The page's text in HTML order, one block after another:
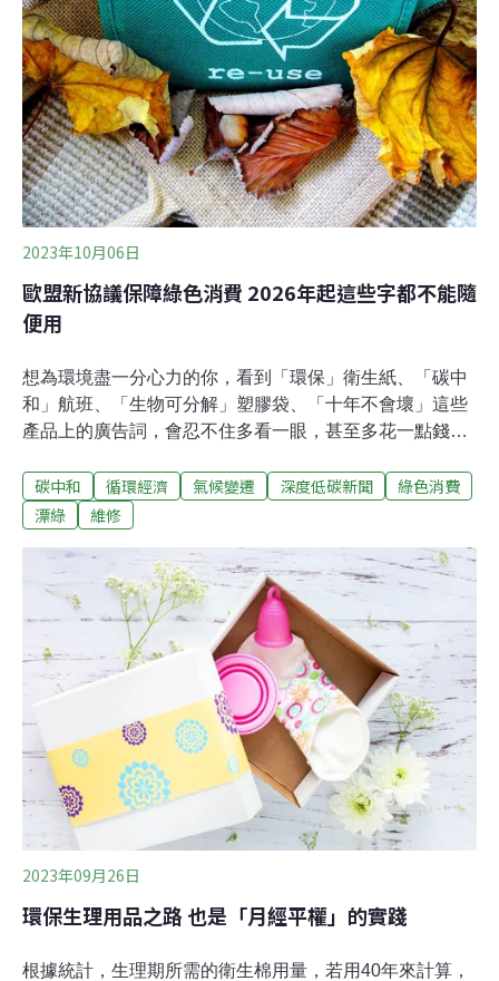
暢的銜接，即便如此，大部分民眾還是喜歡使用新材料，
舊料循環還需要更多推廣，不管在設計端、營造端、司
阜、屋主之間，建材銀行工作人員常常肩負起溝通協調的
工作，傳達『舊料回收不是為了節省預算，而是為了循
環、讓環境更好的目標，也讓好的舊料使建
2023年10月06日
歐盟新協議保障綠色消費 2026年起這些字都不能隨
便用
想為環境盡一分心力的你，看到「環保」衛生紙、「碳中
和」航班、「生物可分解」塑膠袋、「十年不會壞」這些
產品上的廣告詞，會忍不住多看一眼，甚至多花一點錢購
廣告誤導消費者，歐盟達成協議，將立法規範這些關鍵字
不能亂用，也否決了透過「碳抵換」（carbon offset）來
家產品「環境友善」歐洲議會與理事會9月針對「消費者
賦權綠色轉型指令」（Empowering Consumers for the
Green Transition Directive）達成協議，規範以下事項：
碳中和 循環經濟 氣候變遷 深度低碳新聞
綠色消費
漂綠
維修
2023年09月26日
環保生理用品之路 也是「月經平權」的實踐
根據統計，生理期所需的衛生棉用量，若用40年來計算，